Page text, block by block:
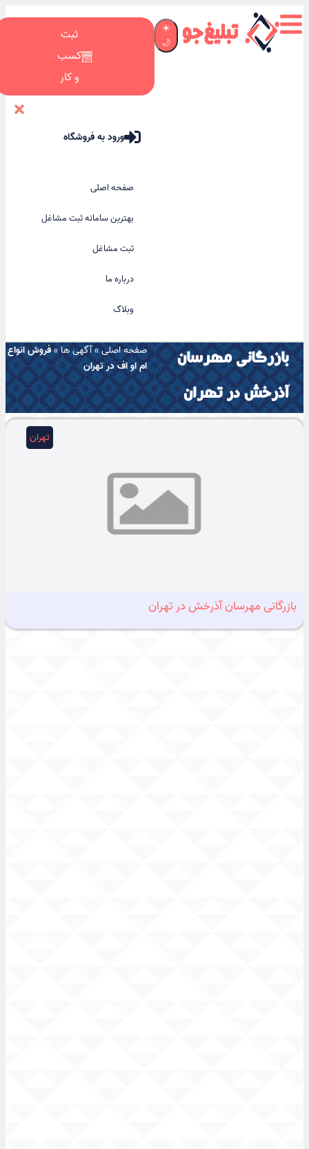
☀️
🌙
ثبت
کسب
و کار
ورود به فروشگاه
صفحه اصلی
بهترین سامانه ثبت مشاغل
ثبت مشاغل
درباره ما
وبلاگ
بازرگانی مهرسان
آذرخش در تهران
صفحه اصلی»آگهی ها»فروش انواع
ام او اف در تهران
تهران
بازرگانی مهرسان آذرخش در تهران